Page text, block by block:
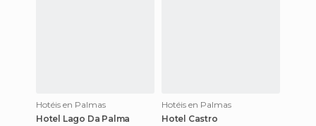
Hotéis en Palmas
Hotel Lago Da Palma
Hotéis en Palmas
Hotel Castro